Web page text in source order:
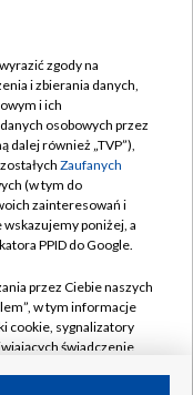
zgody na
i zbierania danych,
i ich
osobowych przez
dalej również „TVP”),
Zaufanych
(w tym do
zainteresowań i
poniżej, a
PPID do Google.
przez Ciebie naszych
w tym informacje
cookie, sygnalizatory
świadczenie